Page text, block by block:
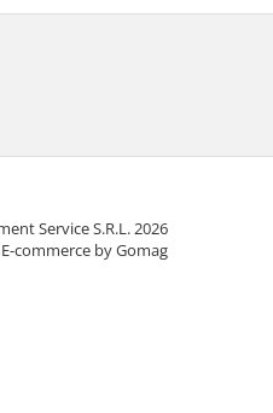
Service S.R.L. 2026
commerce by Gomag